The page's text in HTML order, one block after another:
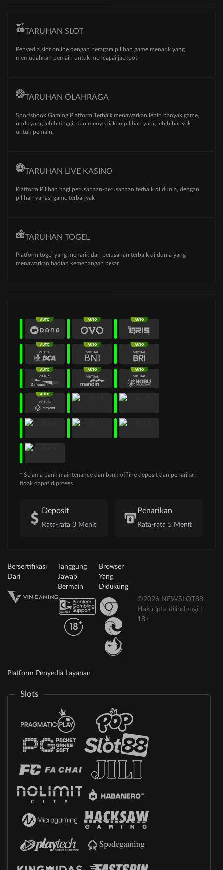
TARUHAN SLOT
Penyedia slot online dengan beragam pilihan game menarik yang
memudahkan pemain untuk mencapai jackpot
TARUHAN OLAHRAGA
Sportsbook Gaming Platform Terbaik menawarkan lebih banyak game,
odds yang lebih tinggi, dan menyediakan pilihan yang lebih banyak
untuk pemain.
TARUHAN LIVE KASINO
Platform Pilihan bagi perusahaan-perusahaan terbaik di dunia, dengan
pilihan variasi game terbanyak
TARUHAN TOGEL
Platform togel yang menarik dari perusahan terbaik di dunia yang
menawarkan hadiah kemenangan besar
* Selama bank maintenance dan bank offline deposit dan penarikan
tidak dapat diproses
Deposit
Rata-rata 3 Menit
Penarikan
Rata-rata 5 Menit
Bersertifikasi
Dari
Tanggung
Jawab
Bermain
Browser
Yang
Didukung
©2026 NEWSLOT88.
Hak cipta dilindungi |
18+
Platform Penyedia Layanan
Slots